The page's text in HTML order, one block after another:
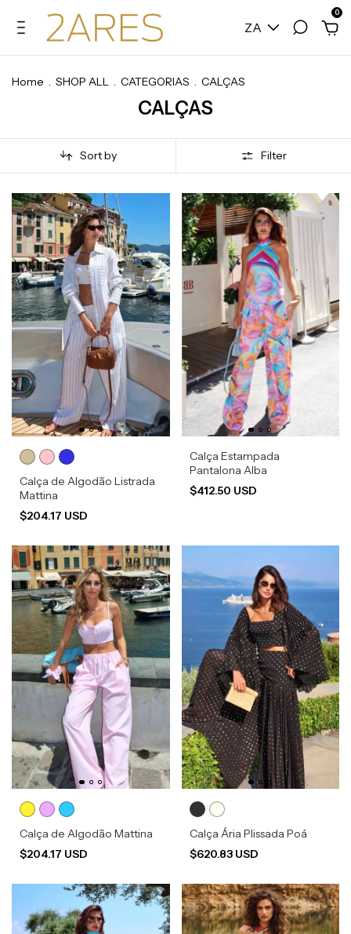
ZA
0
Home . SHOP ALL . CATEGORIAS . CALÇAS
CALÇAS
Sort by Filter
Calça de Algodão Listrada
Mattina
$204.17 USD
Calça Estampada
Pantalona Alba
$412.50 USD
Calça de Algodão Mattina
$204.17 USD
Calça Ária Plissada Poá
$620.83 USD